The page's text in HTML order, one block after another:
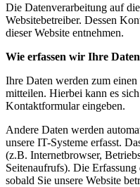
Die Datenverarbeitung auf
Websitebetreiber. Dessen
dieser Website entnehmen.
Wie erfassen wir Ihre
Ihre Daten werden zum einen
mitteilen. Hierbei kann es
Kontaktformular eingeben.
Andere Daten werden
unsere IT-Systeme erfasst.
(z.B. Internetbrowser,
Seitenaufrufs). Die
sobald Sie unsere Website